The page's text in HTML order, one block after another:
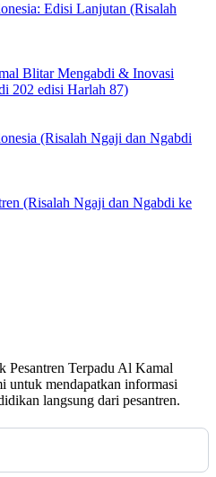
Edisi Lanjutan (Risalah
Blitar Mengabdi & Inovasi
202 edisi Harlah 87)
(Risalah Ngaji dan Ngabdi
(Risalah Ngaji dan Ngabdi ke
Pesantren Terpadu Al Kamal
untuk mendapatkan informasi
langsung dari pesantren.